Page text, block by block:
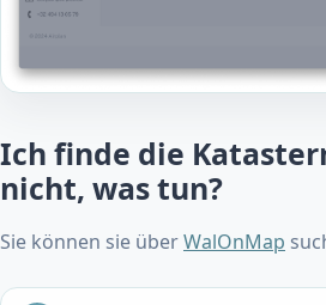
Ich finde die
nicht, was tun?
Sie können sie überWalOnMap